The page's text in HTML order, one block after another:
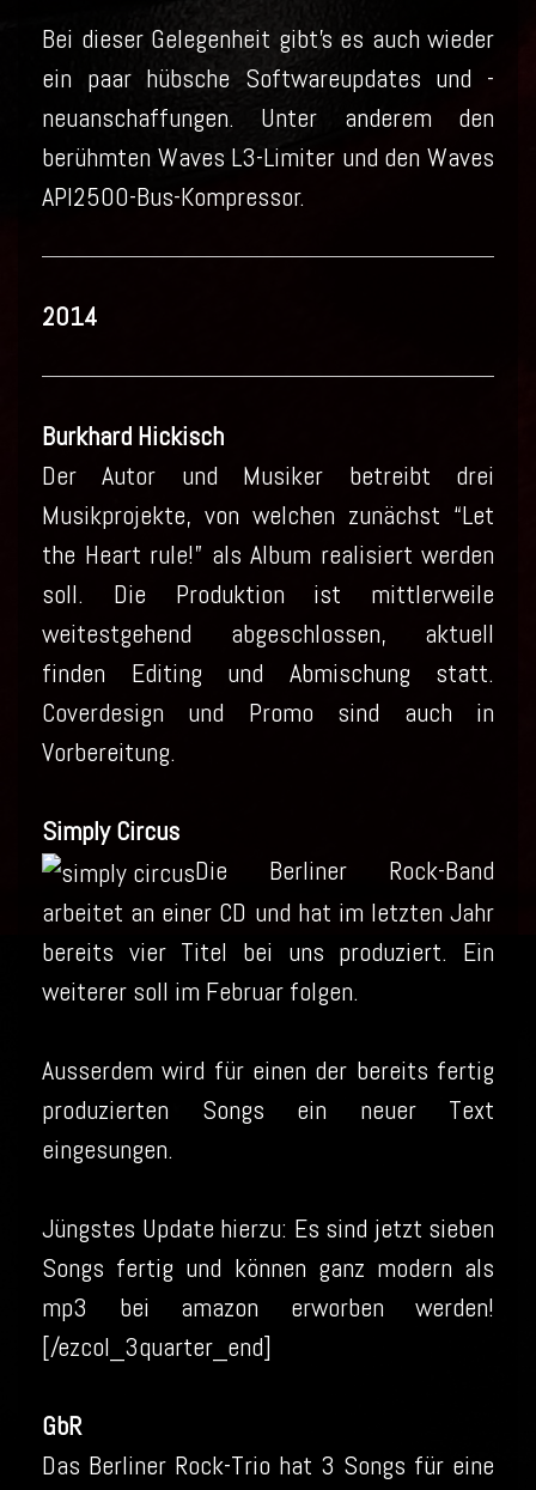
Bei dieser Gelegenheit gibt’s es auch wieder
ein paar hübsche Softwareupdates und -
neuanschaffungen. Unter anderem den
berühmten Waves L3-Limiter und den Waves
API2500-Bus-Kompressor.
2014
Burkhard Hickisch
Der Autor und Musiker betreibt drei
Musikprojekte, von welchen zunächst “Let
the Heart rule!” als Album realisiert werden
soll. Die Produktion ist mittlerweile
weitestgehend abgeschlossen, aktuell
finden Editing und Abmischung statt.
Coverdesign und Promo sind auch in
Vorbereitung.
Simply Circus
Die Berliner Rock-Band
arbeitet an einer CD und hat im letzten Jahr
bereits vier Titel bei uns produziert. Ein
weiterer soll im Februar folgen.
Ausserdem wird für einen der bereits fertig
produzierten Songs ein neuer Text
eingesungen.
Jüngstes Update hierzu: Es sind jetzt sieben
Songs fertig und können ganz modern als
mp3 bei amazon erworben werden!
[/ezcol_3quarter_end]
GbR
Das Berliner Rock-Trio hat 3 Songs für eine